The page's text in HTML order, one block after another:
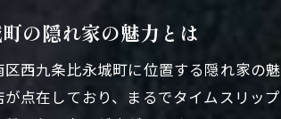
料
地
お
季
の隠れ家の魅力とは
区西九条比永城町に位置する隠れ家の
が点在しており、まるでタイムスリッ